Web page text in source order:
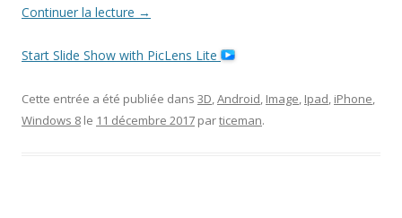
Continuer la lecture →
Start Slide Show with PicLens Lite
Cette entrée a été publiée dans 3D,Android, Image, Ipad, iPhone,
Windows 8 le 11 décembre 2017 particeman.